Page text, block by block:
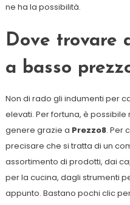
ne ha la possibilità.
Dove trovare
a basso
Non di rado gli indumenti per
elevati. Per fortuna, è
genere grazie a Prezzo8. Per
precisare che si tratta di un
assortimento di prodotti, dai
per la cucina, dagli strumenti
appunto. Bastano pochi clic